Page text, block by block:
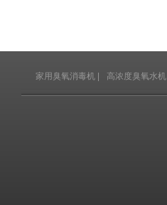
家用臭氧消毒机 高浓度臭氧水机